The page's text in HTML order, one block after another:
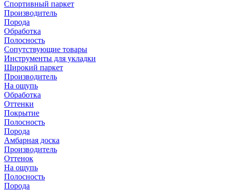
Спортивный паркет
Производитель
Порода
Обработка
Полосность
Сопутствующие товары
Инструменты для укладки
Широкий паркет
Производитель
На ощупь
Обработка
Оттенки
Покрытие
Полосность
Порода
Амбарная доска
Производитель
Оттенок
На ощупь
Полосность
Порода